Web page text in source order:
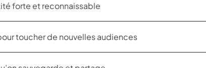
forte et reconnaissable
toucher de nouvelles audiences